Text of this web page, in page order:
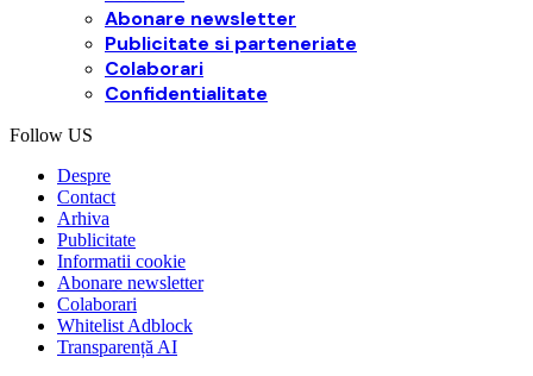
Abonare newsletter
Publicitate si parteneriate
Colaborari
Confidentialitate
Follow US
Despre
Contact
Arhiva
Publicitate
Informatii cookie
Abonare newsletter
Colaborari
Whitelist Adblock
Transparență AI